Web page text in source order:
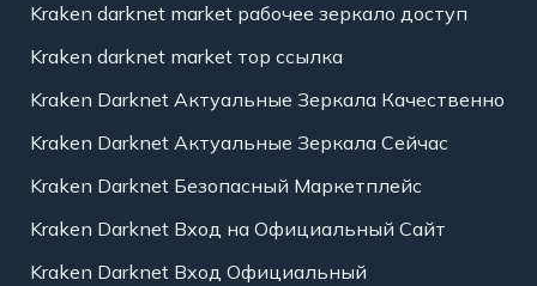
Kraken darknet market рабочее зеркало доступ
Kraken darknet market тор ссылка
Kraken Darknet Актуальные Зеркала Качественно
Kraken Darknet Актуальные Зеркала Сейчас
Kraken Darknet Безопасный Маркетплейс
Kraken Darknet Вход на Официальный Сайт
Kraken Darknet Вход Официальный